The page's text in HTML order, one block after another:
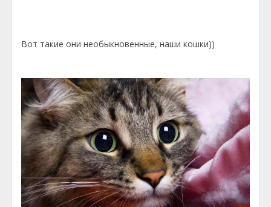
Вот такие они необыкновенные, наши кошки))